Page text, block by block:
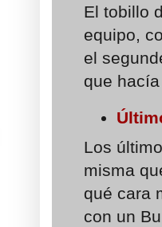
El tobillo
equipo,
el
que
Los
misma
qué cara
con un